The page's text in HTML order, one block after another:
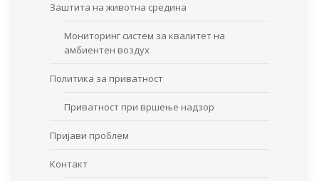
Заштита на животна средина
Мониторинг систем за квалитет на
амбиентен воздух
Политика за приватност
Приватност при вршење надзор
Пријави проблем
Контакт